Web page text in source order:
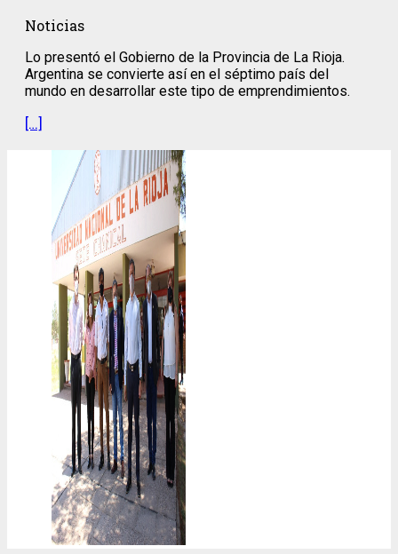
Noticias
Lo presentó el Gobierno de la Provincia de La Rioja.
Argentina se convierte así en el séptimo país del
mundo en desarrollar este tipo de emprendimientos.
[…]